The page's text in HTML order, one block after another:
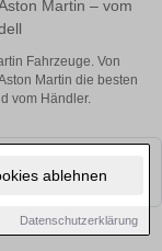
ablehnen
Datenschutzerklärung
Martin – vom
Fahrzeuge. Von
Martin die besten
vom Händler.
Schauen Sie